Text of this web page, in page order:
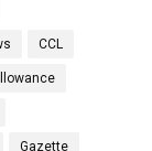
CCL
Gazette